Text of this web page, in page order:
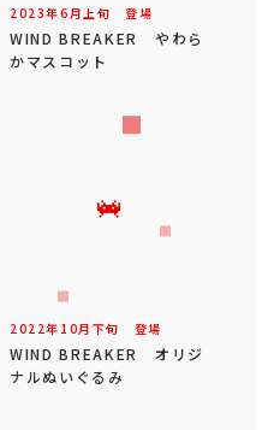
2023年6 月 上旬 登場
WIND BREAKER やわら
かマスコット
2022年 10月 下旬 登場
WIND BREAKER オリジ
ナルぬいぐるみ